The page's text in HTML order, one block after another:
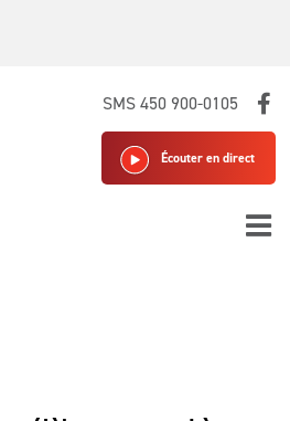
SMS 450 900-0105
Écouter en direct